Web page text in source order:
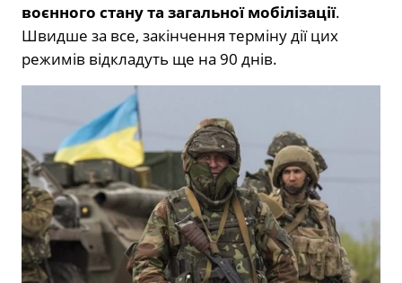
воєнного стану та загальної мобілізації.
Швидше за все, закінчення терміну дії цих
режимів відкладуть ще на 90 днів.